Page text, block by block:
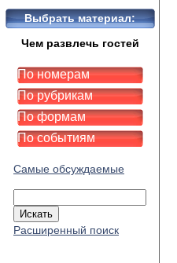
Выбрать материал:
Чем развлечь гостей
По номерам
По рубрикам
По формам
По событиям
Самые обсуждаемые
Расширенный поиск